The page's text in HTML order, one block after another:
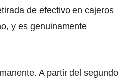
de efectivo en cajeros
y es genuinamente
A partir del segundo